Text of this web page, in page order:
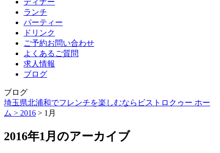
ランチ
パーティー
ドリンク
ご予約お問い合わせ
よくあるご質問
求人情報
ブログ
ブログ
埼玉県北浦和でフレンチを楽しむならビストロクゥー ホー
ム > 2016 > 1月
2016年1月のアーカイブ